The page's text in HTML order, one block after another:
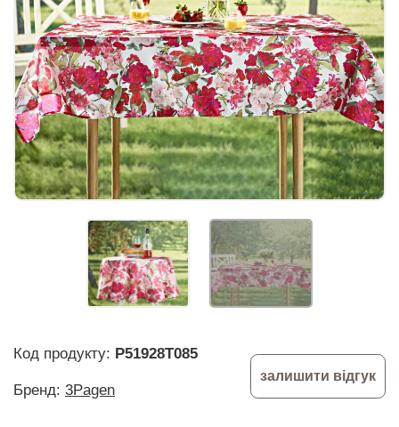
Код продукту: P51928T085
Бренд: 3Pagen
залишити відгук